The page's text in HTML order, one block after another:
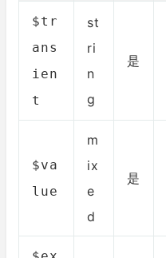
$tr
ans
ien
t
st
ri
n
g
是
$va
lue
m
ix
e
d
是